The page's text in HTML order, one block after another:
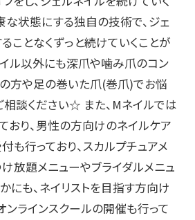
状態にする独自の技術で、ジェ
ことなくずっと続けていくことが
ル以外にも深爪や噛み爪のコン
方や足の巻いた爪(巻爪)でお悩
談ください☆ また、Mネイルでは
おり、男性の方向けのネイルケア
も行っており、スカルプチュアメ
け放題メニューやブライダルメニュ
にも、ネイリストを目指す方向け
ンラインスクールの開催も行って